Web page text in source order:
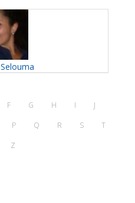
Selouma
F G H I
J
P Q R S
T
Z